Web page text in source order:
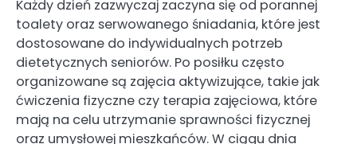
Każdy dzień zazwyczaj zaczyna się od porannej
toalety oraz serwowanego śniadania, które jest
dostosowane do indywidualnych potrzeb
dietetycznych seniorów. Po posiłku często
organizowane są zajęcia aktywizujące, takie jak
ćwiczenia fizyczne czy terapia zajęciowa, które
mają na celu utrzymanie sprawności fizycznej
oraz umysłowej mieszkańców. W ciągu dnia